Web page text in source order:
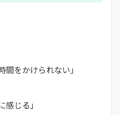
間をかけられない」
感じる」